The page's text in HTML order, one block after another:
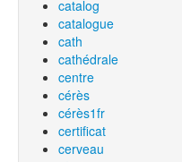
catalog
catalogue
cath
cathédrale
centre
cérès
cérès1fr
certificat
cerveau